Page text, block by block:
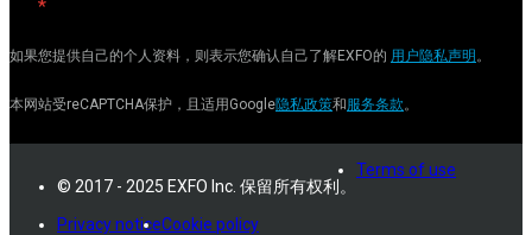
如果您提供自己的个人资料，则表示您确认自己了解EXFO的 用户隐私声明 。
本网站受reCAPTCHA保护，且适用Google隐私政策和服务条款 。
© 2017 - 2025 EXFO Inc. 保留所有权利。
Terms of use
Privacy noticeCookie policy